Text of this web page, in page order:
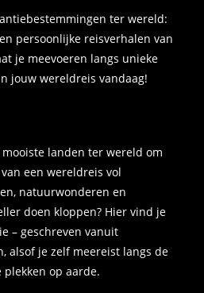
ter wereld:
persoonlijke reisverhalen van
je meevoeren langs unieke
jouw wereldreis vandaag!
landen ter wereld om
een wereldreis vol
natuurwonderen en
doen kloppen? Hier vind je
– geschreven vanuit
alsof je zelf meereist langs de
op aarde.